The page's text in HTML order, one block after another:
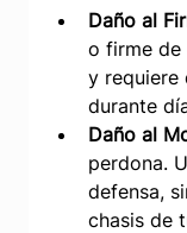
Daño al
o firme
y requiere
durante
Daño al
perdona.
defensa,
chasis de